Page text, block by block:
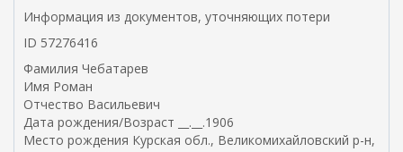
н
с
Информация из документов, уточняющих потери
ID 57276416
Фамилия Чебатарев
Имя Роман
Отчество Васильевич
Дата рождения/Возраст __.__.1906
Место рождения Курская обл., Великомихайловский р-н,